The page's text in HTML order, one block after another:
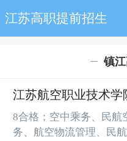
江苏高职提前招生
镇
8合格；空中乘务、民航
务、航空物流管理、民